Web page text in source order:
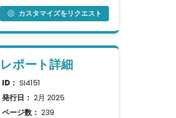
カスタマイズをリクエスト
レポート詳細
ID： SI4151
発行日： 2月 2025
ページ数： 239